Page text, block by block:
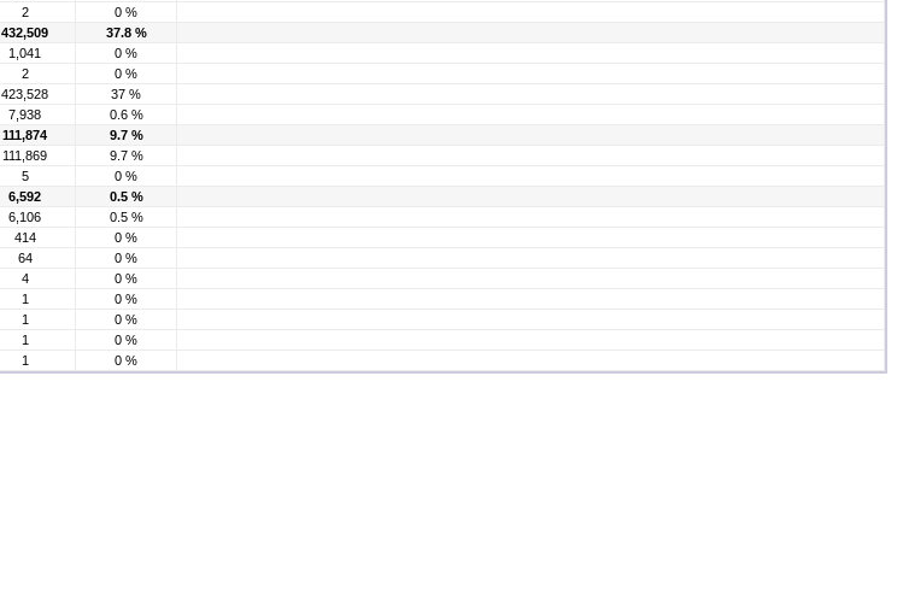
2
0 %
432,509
37.8 %
1,041
0 %
2
0 %
423,528
37 %
7,938
0.6 %
111,874
9.7 %
111,869
9.7 %
5
0 %
6,592
0.5 %
6,106
0.5 %
414
0 %
64
0 %
4
0 %
1
0 %
1
0 %
1
0 %
1 0 %